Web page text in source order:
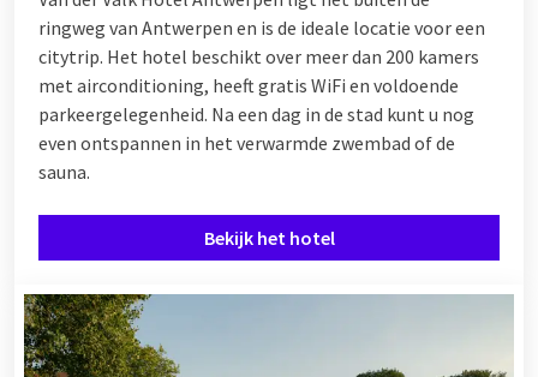
ringweg van Antwerpen en is de ideale locatie voor een
citytrip. Het hotel beschikt over meer dan 200 kamers
met airconditioning, heeft gratis WiFi en voldoende
parkeergelegenheid. Na een dag in de stad kunt u nog
even ontspannen in het verwarmde zwembad of de
sauna.
Bekijk het hotel